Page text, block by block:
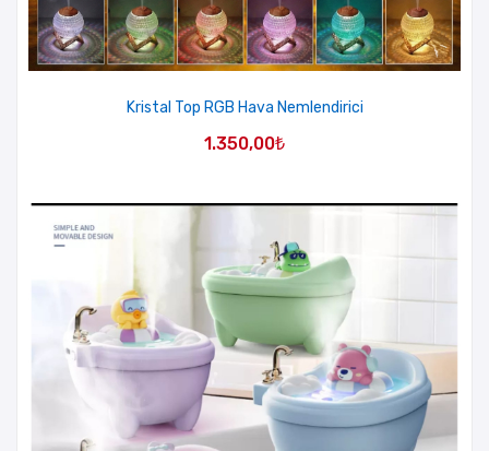
Kristal Top RGB Hava Nemlendirici
1.350,00₺